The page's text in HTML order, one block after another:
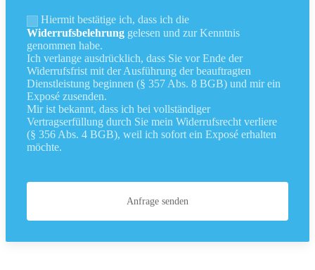
Hiermit bestätige ich, dass ich die
Widerrufsbelehrung gelesen und zur Kenntnis
genommen habe.
Ich verlange ausdrücklich, dass Sie vor Ende der
Widerrufsfrist mit der Ausführung der beauftragten
Dienstleistung beginnen (§ 357 Abs. 8 BGB) und mir ein
Exposé zusenden.
Mir ist bekannt, dass ich bei vollständiger
Vertragserfüllung durch Sie mein Widerrufsrecht verliere
(§ 356 Abs. 4 BGB), weil ich sofort ein Exposé erhalten
möchte.
Anfrage senden